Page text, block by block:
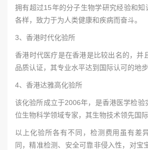
拥有超过15年的分子生物学研究经验和知
各样，致力于为人类健康和疾病而奋斗。
3、香港时代化验所
香港时代医疗是在香港是比较出名的，并
品质认证，其专业水平达到国际认可的地步
4、香港达雅高化验所
该化验所成立于2006年，是香港医学检验
位生物科学领域专家，其生物技术领先国际
以上化验所各有不同，检测费用虽有差
同，精准检测、安全可靠非侵入性，对宝